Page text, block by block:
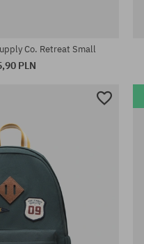
Co. Retreat Small
PLN